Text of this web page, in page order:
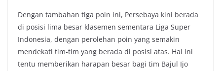
Dengan tambahan tiga poin ini, Persebaya kini berada
di posisi lima besar klasemen sementara Liga Super
Indonesia, dengan perolehan poin yang semakin
mendekati tim-tim yang berada di posisi atas. Hal ini
tentu memberikan harapan besar bagi tim Bajul Ijo